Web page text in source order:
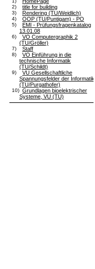
2) title for building
3) Rendering (TU/Weidlich)
4) OOP (TU/Puntigam) - PO
5)
EMI - Prüfungsfragenkatalog
13.01.08
6)
VO Computergraphik 2
(TU/Gröller)
7) Staff
8)
VO Einführung in die
technische Informatik
(TU/Schildt)
9)
VU Gesellschaftliche
Spannungsfelder der Informatik
(TU/Purgathofer)
10) Grundlagen bioelektrischer
Systeme, VU (TU)